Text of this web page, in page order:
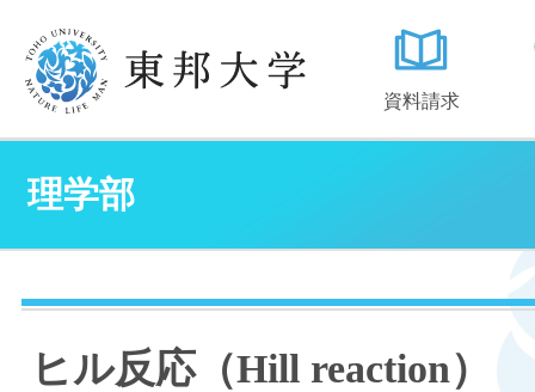
資料請求
理学部
ヒル反応（Hill reaction）